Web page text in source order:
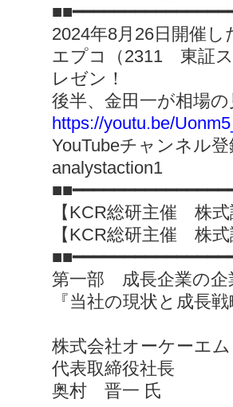
2024年8月26日開催
エプコ（2311 東証ス
レゼン！
後半、金田一が相場
https://youtu.be/
YouTubeチャンネル
analystaction1
【KCR総研主催 株
【KCR総研主催 株
第一部 成長企業の企
『当社の現状と成長
株式会社オーケーエ
代表取締役社長
奥村 晋一 氏